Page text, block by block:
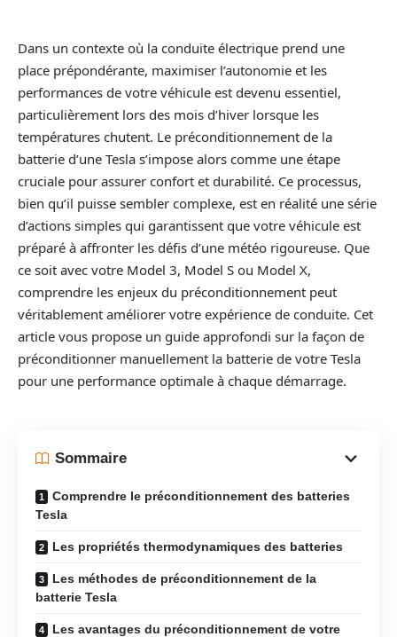
Dans un contexte où la conduite électrique prend une
place prépondérante, maximiser l’autonomie et les
performances de votre véhicule est devenu essentiel,
particulièrement lors des mois d’hiver lorsque les
températures chutent. Le préconditionnement de la
batterie d’une Tesla s’impose alors comme une étape
cruciale pour assurer confort et durabilité. Ce processus,
bien qu’il puisse sembler complexe, est en réalité une série
d’actions simples qui garantissent que votre véhicule est
préparé à affronter les défis d’une météo rigoureuse. Que
ce soit avec votre Model 3, Model S ou Model X,
comprendre les enjeux du préconditionnement peut
véritablement améliorer votre expérience de conduite. Cet
article vous propose un guide approfondi sur la façon de
préconditionner manuellement la batterie de votre Tesla
pour une performance optimale à chaque démarrage.
Sommaire
Comprendre le préconditionnement des batteries
Tesla
Les propriétés thermodynamiques des batteries
Les méthodes de préconditionnement de la
batterie Tesla
Les avantages du préconditionnement de votre